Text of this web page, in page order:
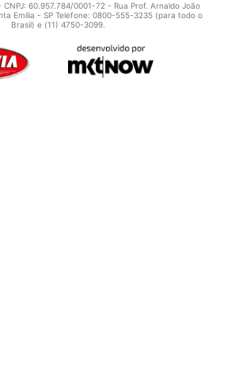
CNPJ: 60.957.784/0001-72 - Rua Prof. Arnaldo João
Emilia - SP Telefone: 0800-555-3235 (para todo o
Brasil) e (11) 4750-3099.